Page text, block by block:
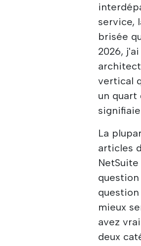
service,
brisée
2026,
vertical
un quart
La
articles
mieux
avez
deux